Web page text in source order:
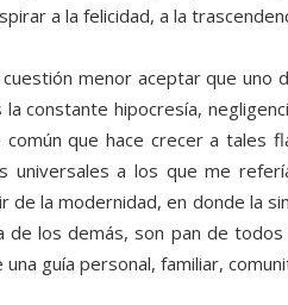
a la felicidad, a la
menor aceptar que uno
la constante hipocresía,
común que hace crecer a tales
universales a los que me
de la modernidad, en donde la
de los demás, son pan de
una guía personal, familiar,